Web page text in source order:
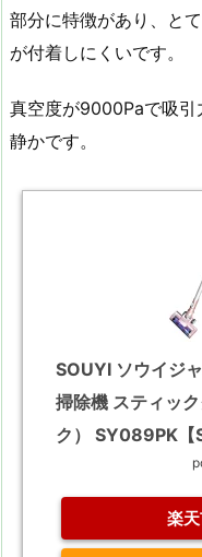
部分に特徴があり、と
が付着しにくいです。
真空度が9000Paで吸引
静かです。
SOUYI ソウイジ
掃除機 スティッ
ク） SY089PK【
楽